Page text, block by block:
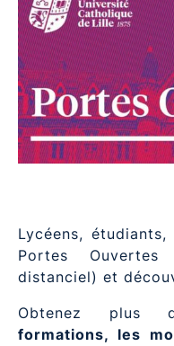
Lycéens,
Portes
distanciel) et
Obtenez plus
formations, les